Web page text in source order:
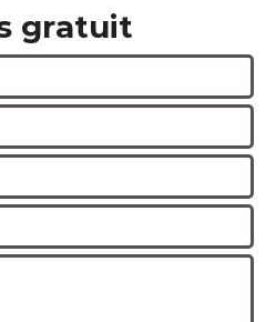
gratuit